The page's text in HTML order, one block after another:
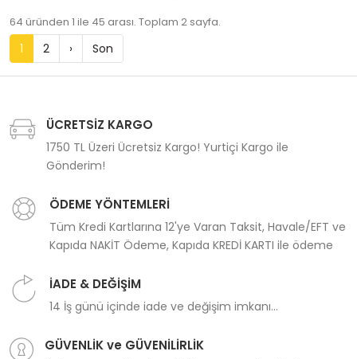
64 üründen 1 ile 45 arası. Toplam 2 sayfa.
1 2 › Son
ÜCRETSİZ KARGO
1750 TL Üzeri Ücretsiz Kargo! Yurtiçi Kargo ile
Gönderim!
ÖDEME YÖNTEMLERİ
Tüm Kredi Kartlarına 12'ye Varan Taksit, Havale/EFT ve
Kapıda NAKİT Ödeme, Kapıda KREDİ KARTI ile ödeme
İADE & DEĞİŞİM
14 İş günü içinde iade ve değişim imkanı...
GÜVENLİK ve GÜVENİLİRLİK